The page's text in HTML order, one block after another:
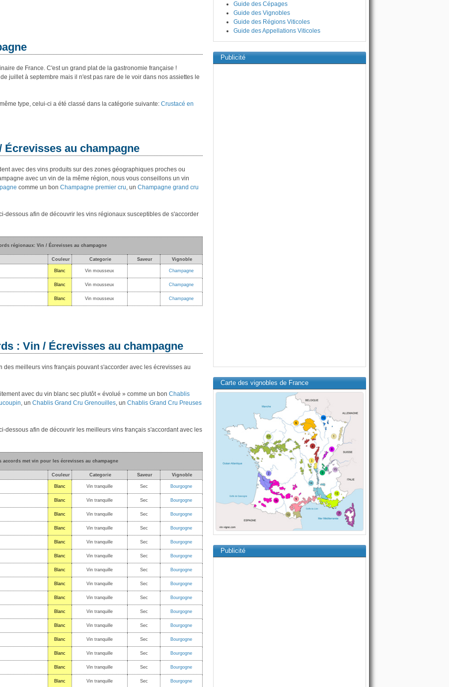
de France. C'est un grand plat de la gastronomie française !
juillet à septembre mais il n'est pas rare de le voir dans nos assiettes le
type, celui-ci a été classé dans la catégorie suivante: Crustacé en
au champagne
avec des vins produits sur des zones géographiques proches ou
avec un vin de la même région, nous vous conseillons un vin
comme un bon Champagne premier cru, un Champagne grand cru
dessous afin de découvrir les vins régionaux susceptibles de s'accorder
régionaux: Vin / Écrevisses au champagne
Couleur Categorie Saveur Vignoble
Blanc Vin mousseux Champagne
Blanc Vin mousseux Champagne
Blanc Vin mousseux Champagne
: Vin / Écrevisses au champagne
meilleurs vins français pouvant s'accorder avec les écrevisses au
avec du vin blanc sec plutôt « évolué » comme un bon Chablis
, un Chablis Grand Cru Grenouilles, un Chablis Grand Cru Preuses
dessous afin de découvrir les meilleurs vins français s'accordant avec les
accords met vin pour les écrevisses au champagne
Couleur Categorie Saveur Vignoble
Blanc Vin tranquille Sec Bourgogne
Blanc Vin tranquille Sec Bourgogne
Blanc Vin tranquille Sec Bourgogne
Blanc Vin tranquille Sec Bourgogne
Blanc Vin tranquille Sec Bourgogne
Blanc Vin tranquille Sec Bourgogne
Blanc Vin tranquille Sec Bourgogne
Blanc Vin tranquille Sec Bourgogne
Blanc Vin tranquille Sec Bourgogne
Blanc Vin tranquille Sec Bourgogne
Blanc Vin tranquille Sec Bourgogne
Blanc Vin tranquille Sec Bourgogne
Blanc Vin tranquille Sec Bourgogne
Blanc Vin tranquille Sec Bourgogne
Blanc Vin tranquille Sec Bourgogne
Guide des Cépages
Guide des Vignobles
Guide des Régions Viticoles
Guide des Appellations Viticoles
Publicité
Carte des vignobles de France
Publicité